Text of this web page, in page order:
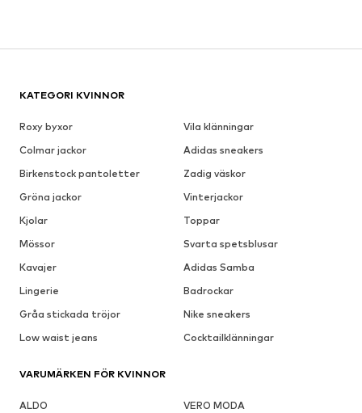
KATEGORI KVINNOR
Roxy byxor
Vila klänningar
Colmar jackor
Adidas sneakers
Birkenstock pantoletter
Zadig väskor
Gröna jackor
Vinterjackor
Kjolar
Toppar
Mössor
Svarta spetsblusar
Kavajer
Adidas Samba
Lingerie
Badrockar
Gråa stickada tröjor
Nike sneakers
Low waist jeans
Cocktailklänningar
VARUMÄRKEN FÖR KVINNOR
ALDO
VERO MODA